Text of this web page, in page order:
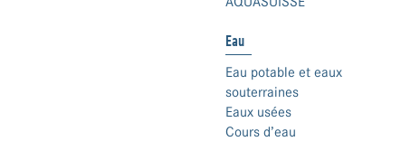
Eau
Eau potable et eaux
souterraines
Eaux usées
Cours d’eau